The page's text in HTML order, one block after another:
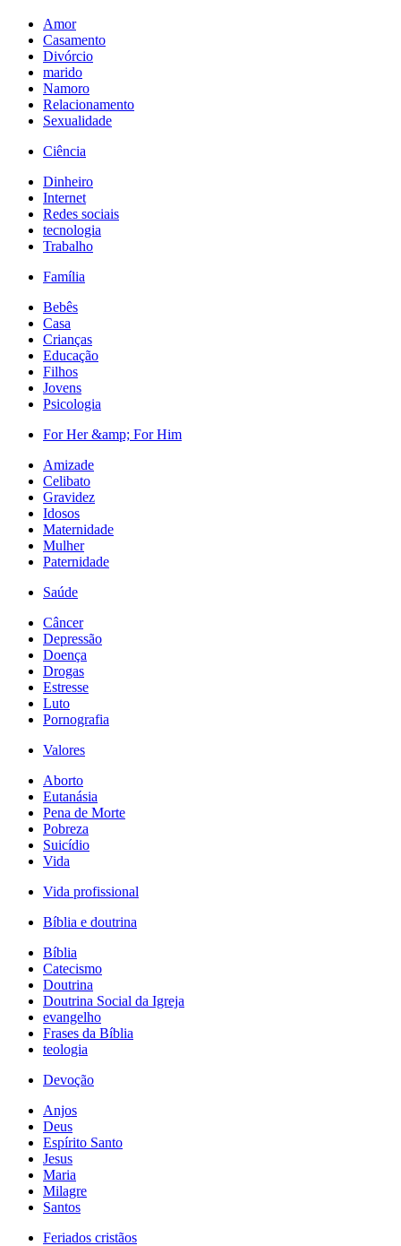
Amor
Casamento
Divórcio
marido
Namoro
Relacionamento
Sexualidade
Ciência
Dinheiro
Internet
Redes sociais
tecnologia
Trabalho
Família
Bebês
Casa
Crianças
Educação
Filhos
Jovens
Psicologia
For Her &amp; For Him
Amizade
Celibato
Gravidez
Idosos
Maternidade
Mulher
Paternidade
Saúde
Câncer
Depressão
Doença
Drogas
Estresse
Luto
Pornografia
Valores
Aborto
Eutanásia
Pena de Morte
Pobreza
Suicídio
Vida
Vida profissional
Bíblia e doutrina
Bíblia
Catecismo
Doutrina
Doutrina Social da Igreja
evangelho
Frases da Bíblia
teologia
Devoção
Anjos
Deus
Espírito Santo
Jesus
Maria
Milagre
Santos
Feriados cristãos